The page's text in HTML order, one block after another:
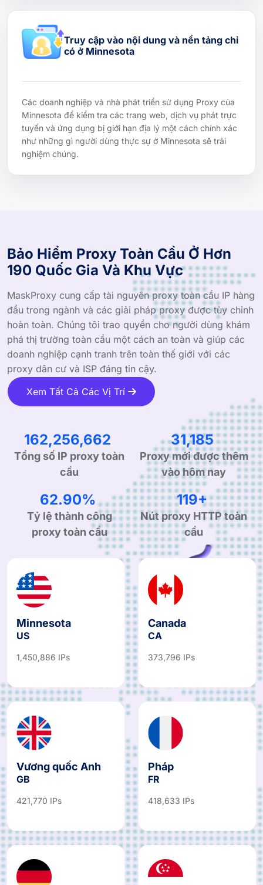
Truy cập vào nội dung và nền tảng chỉ
có ở Minnesota
Các doanh nghiệp và nhà phát triển sử dụng Proxy của
Minnesota để kiểm tra các trang web, dịch vụ phát trực
tuyến và ứng dụng bị giới hạn địa lý một cách chính xác
như những gì người dùng thực sự ở Minnesota sẽ trải
nghiệm chúng.
Bảo Hiểm Proxy Toàn Cầu Ở Hơn
190 Quốc Gia Và Khu Vực
MaskProxy cung cấp tài nguyên proxy toàn cầu IP hàng
đầu trong ngành và các giải pháp proxy được tùy chỉnh
hoàn toàn. Chúng tôi trao quyền cho người dùng khám
phá thị trường toàn cầu một cách an toàn và giúp các
doanh nghiệp cạnh tranh trên toàn thế giới với các
proxy dân cư và ISP đáng tin cậy.
Xem Tất Cả Các Vị Trí
257,667,114
Tổng số IP proxy toàn
cầu
49,524
Proxy mới được thêm
vào hôm nay
99.90%
Tỷ lệ thành công
proxy toàn cầu
190+
Nút proxy HTTP toàn
cầu
Minnesota
US
1,450,886 IPs
Canada
CA
373,796 IPs
Vương quốc Anh
GB
421,770 IPs
Pháp
FR
418,633 IPs